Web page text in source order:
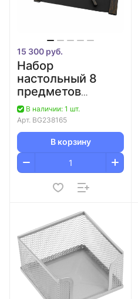
15 300 руб.
Набор
настольный 8
предметов
черное дерево
"Blackwood"
GALANT
В наличии: 1 шт.
Арт. BG238165
В корзину